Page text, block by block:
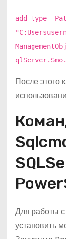
add-type
После этого
Для работы
установить